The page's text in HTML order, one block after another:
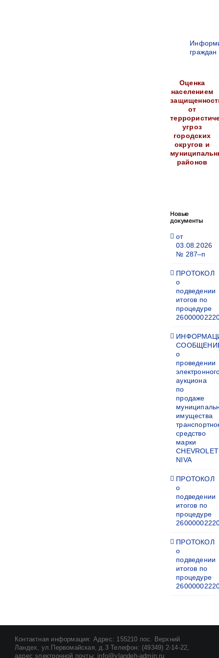
граждан
Оценка
населением
от
угроз
городских
округов и
районов
Новые
документы
от
03.08.2026
№ 287–п
ПРОТОКОЛ
о
подведении
итогов по
процедуре
о
проведении
аукциона
по
продаже
имущества
средство
марки
CHEVROLET
NIVA
ПРОТОКОЛ
о
подведении
итогов по
процедуре
ПРОТОКОЛ
о
подведении
итогов по
процедуре
Контактная информация: Адрес: 155210 пос. Верхний
Ландех, ул.Первомайская, д.3 Телефон: (49349) 2-14-22,
адрес электронной почты: info@vlandeh-admin.ru